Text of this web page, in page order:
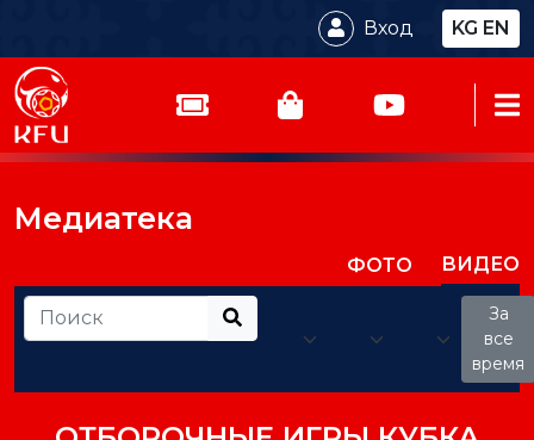
Вход KG EN
Медиатека
ФОТО ВИДЕО
За
все
время